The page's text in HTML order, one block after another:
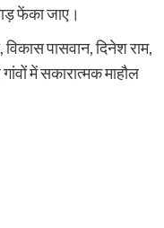
फेंका जाए।
विकास पासवान, दिनेश राम,
में सकारात्मक माहौल
चालक हिरासत में, ट्रक जब्त
0